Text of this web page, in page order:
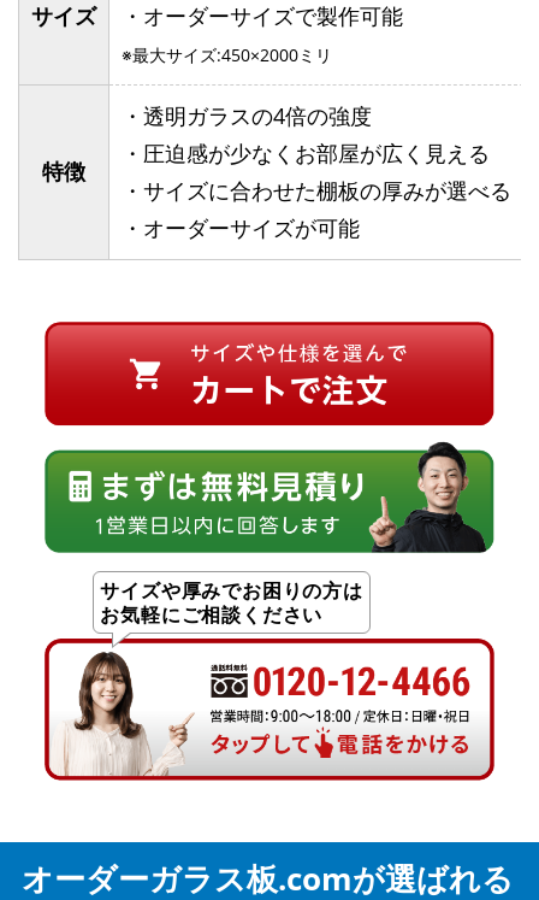
サイズ
・オーダーサイズで製作可能
※最大サイズ:450×2000ミリ
特徴
・透明ガラスの4倍の強度
・圧迫感が少なくお部屋が広く見える
・サイズに合わせた棚板の厚みが選べる
・オーダーサイズが可能
サイズや厚みでお困りの方は
お気軽にご相談ください
オーダーガラス板.comが選ばれる